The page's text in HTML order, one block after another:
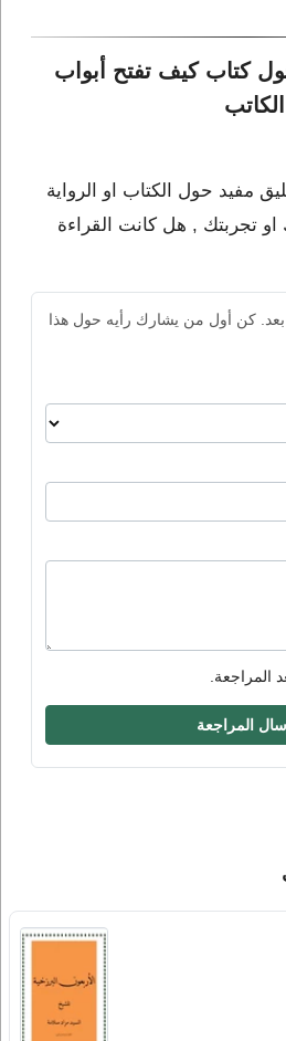
كتاب كيف تفتح أبواب
مفيد حول الكتاب او الرواية
تجربتك , هل كانت القراءة
كن أول من يشارك رأيه حول هذا
المراجعة.
المراجعة